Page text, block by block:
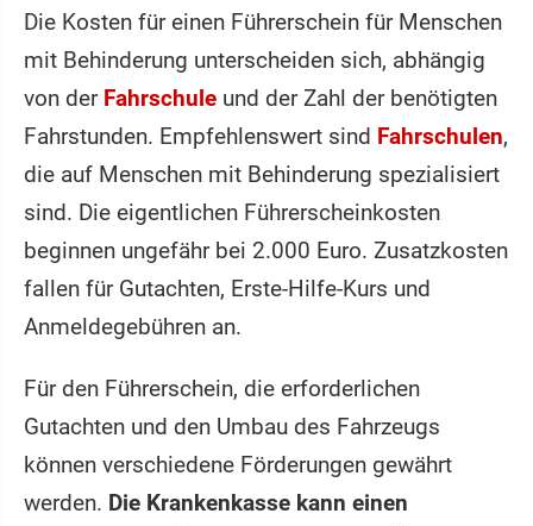
Die Kosten für einen Führerschein für Menschen
mit Behinderung unterscheiden sich, abhängig
von der Fahrschule und der Zahl der benötigten
Fahrstunden. Empfehlenswert sind Fahrschulen,
die auf Menschen mit Behinderung spezialisiert
sind. Die eigentlichen Führerscheinkosten
beginnen ungefähr bei 2.000 Euro. Zusatzkosten
fallen für Gutachten, Erste-Hilfe-Kurs und
Anmeldegebühren an.
Für den Führerschein, die erforderlichen
Gutachten und den Umbau des Fahrzeugs
können verschiedene Förderungen gewährt
werden. Die Krankenkasse kann einen